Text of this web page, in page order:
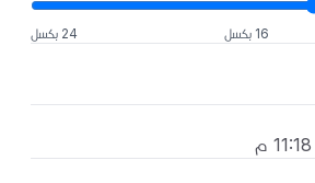
16 بكسل 24 بكسل